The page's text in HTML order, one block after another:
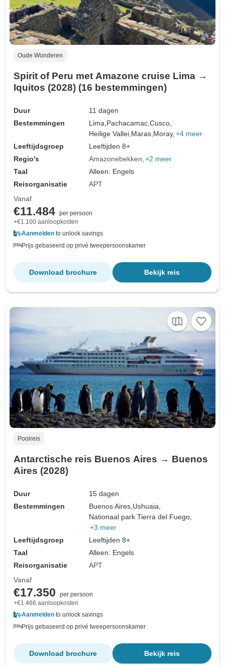
Oude Wonderen
Spirit of Peru met Amazone cruise Lima →
Iquitos (2028) (16 bestemmingen)
Duur
11 dagen
Bestemmingen
Lima,Pachacamac,Cusco,
Heilige Vallei,Maras,Moray, +4 meer
Leeftijdsgroep
Leeftijden 8+
Regio's
Amazonebekken +2 meer
Taal
Alleen: Engels
Reisorganisatie
APT
Vanaf
€11.484 per persoon
+€1.100 aanloopkosten
Aanmelden to unlock savings
Prijs gebaseerd op privé tweepersoonskamer
Bekijk reis
Download brochure
Poolreis
Antarctische reis Buenos Aires → Buenos
Aires (2028)
Duur
15 dagen
Bestemmingen
Buenos Aires, Ushuaia,
Nationaal park Tierra del Fuego,
+3 meer
Leeftijdsgroep
Leeftijden 8+
Taal
Alleen: Engels
Reisorganisatie
APT
Vanaf
€17.350
per persoon
+€1.466 aanloopkosten
Aanmelden to unlock savings
Prijs gebaseerd op privé tweepersoonskamer
Bekijk reis
Download brochure